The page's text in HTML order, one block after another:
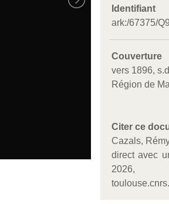
Identifiant
ark:/67375/
Couverture
vers 1896,
Région de
Citer ce
Cazals,
direct avec
2026,